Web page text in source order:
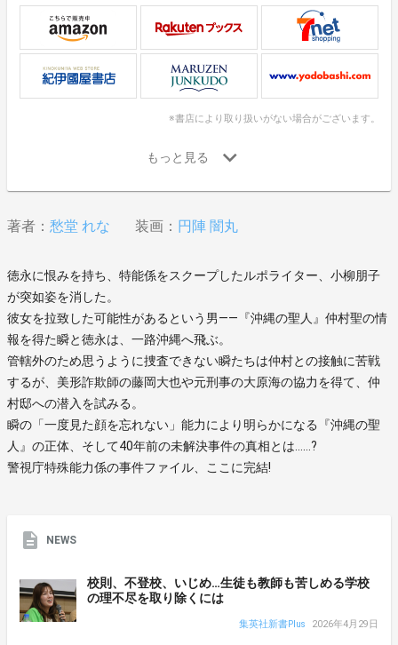
※書店により取り扱いがない場合がございます。
著者： 愁堂 れな 装画： 円陣 闇丸
徳永に恨みを持ち、特能係をスクープしたルポライター、小柳朋子
が突如姿を消した。
彼女を拉致した可能性があるという男——『沖縄の聖人』仲村聖の情
報を得た瞬と徳永は、一路沖縄へ飛ぶ。
管轄外のため思うように捜査できない瞬たちは仲村との接触に苦戦
するが、美形詐欺師の藤岡大也や元刑事の大原海の協力を得て、仲
村邸への潜入を試みる。
瞬の「一度見た顔を忘れない」能力により明らかになる『沖縄の聖
人』の正体、そして40年前の未解決事件の真相とは……?
警視庁特殊能力係の事件ファイル、ここに完結!
NEWS
校則、不登校、いじめ…生徒も教師も苦しめる学校
の理不尽を取り除くには
集英社新書Plus 2026年4月29日